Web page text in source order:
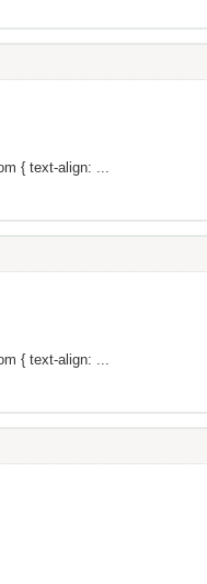
{ text-align: ...
{ text-align: ...